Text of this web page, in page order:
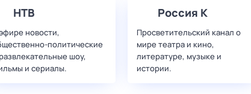
НТВ
новости,
политические
шоу,
и сериалы.
Россия К
Просветительский канал о
мире театра и кино,
литературе, музыке и
истории.